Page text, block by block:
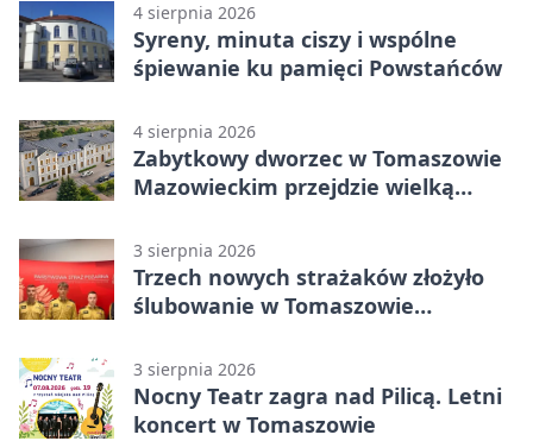
4 sierpnia 2026
Syreny, minuta ciszy i wspólne
śpiewanie ku pamięci Powstańców
4 sierpnia 2026
Zabytkowy dworzec w Tomaszowie
Mazowieckim przejdzie wielką
wykonawcy
3 sierpnia 2026
Trzech nowych strażaków złożyło
ślubowanie w Tomaszowie
3 sierpnia 2026
Nocny Teatr zagra nad Pilicą. Letni
koncert w Tomaszowie